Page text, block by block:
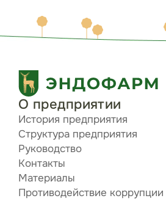
О предприятии
История предприятия
Структура предприятия
Руководство
Контакты
Материалы
Противодействие коррупции